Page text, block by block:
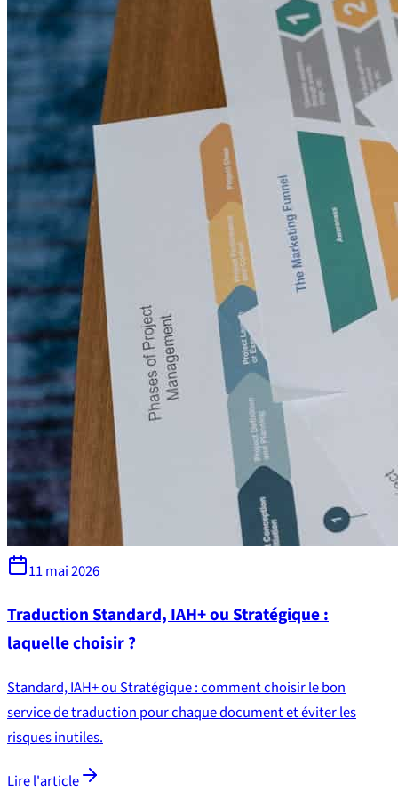
11 mai 2026
Traduction Standard, IAH+ ou Stratégique :
laquelle choisir ?
Standard, IAH+ ou Stratégique : comment choisir le bon
service de traduction pour chaque document et éviter les
risques inutiles.
Lire l'article